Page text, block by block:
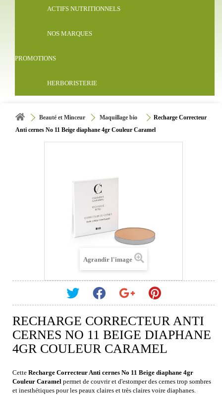
ACTIFS NUTRITIONNELS
NOS MARQUES
PROMOTIONS
HERBORISTERIE
Beauté et Minceur Maquillage bio
Recharge Correcteur
Anti cernes No 11 Beige diaphane 4gr Couleur Caramel
Agrandir l'image
RECHARGE CORRECTEUR ANTI
CERNES NO 11 BEIGE DIAPHANE
4GR COULEUR CARAMEL
Cette Recharge Correcteur Anti cernes No 11 Beige diaphane 4gr
Couleur Caramel permet de couvrir et d'estomper des cernes trop sombres
et inesthétiques pour les peaux claires et très claires voire diaphanes.